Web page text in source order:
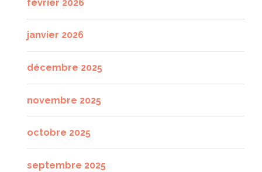
février 2026
janvier 2026
décembre 2025
novembre 2025
octobre 2025
septembre 2025